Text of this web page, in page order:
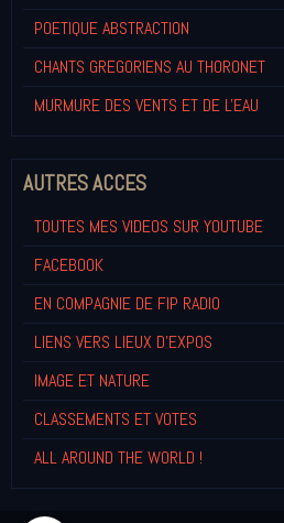
POETIQUE ABSTRACTION
CHANTS GREGORIENS AU THORONET
MURMURE DES VENTS ET DE L'EAU
AUTRES ACCES
TOUTES MES VIDEOS SUR YOUTUBE
FACEBOOK
EN COMPAGNIE DE FIP RADIO
LIENS VERS LIEUX D'EXPOS
IMAGE ET NATURE
CLASSEMENTS ET VOTES
ALL AROUND THE WORLD !